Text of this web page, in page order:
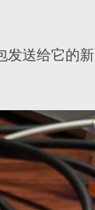
发送给它的新